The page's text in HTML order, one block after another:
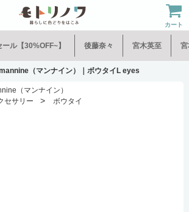
カート
ール【30%OFF~】 後藤奈々 宮木英至 宮
（マンナイン）｜ボウタイL eyes
（マンナイン）
セサリー > ボウタイ